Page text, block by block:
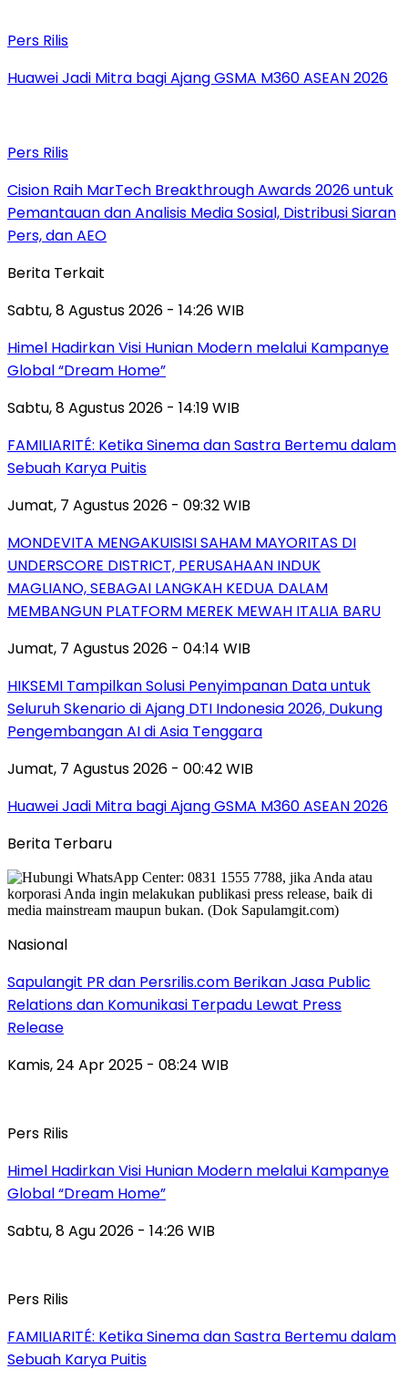
Pers Rilis
Huawei Jadi Mitra bagi Ajang GSMA M360 ASEAN 2026
Pers Rilis
Cision Raih MarTech Breakthrough Awards 2026 untuk
Pemantauan dan Analisis Media Sosial, Distribusi Siaran
Pers, dan AEO
Berita Terkait
Sabtu, 8 Agustus 2026 - 14:26 WIB
Himel Hadirkan Visi Hunian Modern melalui Kampanye
Global “Dream Home”
Sabtu, 8 Agustus 2026 - 14:19 WIB
FAMILIARITÉ: Ketika Sinema dan Sastra Bertemu dalam
Sebuah Karya Puitis
Jumat, 7 Agustus 2026 - 09:32 WIB
MONDEVITA MENGAKUISISI SAHAM MAYORITAS DI
UNDERSCORE DISTRICT, PERUSAHAAN INDUK
MAGLIANO, SEBAGAI LANGKAH KEDUA DALAM
MEMBANGUN PLATFORM MEREK MEWAH ITALIA BARU
Jumat, 7 Agustus 2026 - 04:14 WIB
HIKSEMI Tampilkan Solusi Penyimpanan Data untuk
Seluruh Skenario di Ajang DTI Indonesia 2026, Dukung
Pengembangan AI di Asia Tenggara
Jumat, 7 Agustus 2026 - 00:42 WIB
Huawei Jadi Mitra bagi Ajang GSMA M360 ASEAN 2026
Berita Terbaru
Nasional
Sapulangit PR dan Persrilis.com Berikan Jasa Public
Relations dan Komunikasi Terpadu Lewat Press
Release
Kamis, 24 Apr 2025 - 08:24 WIB
Pers Rilis
Himel Hadirkan Visi Hunian Modern melalui Kampanye
Global “Dream Home”
Sabtu, 8 Agu 2026 - 14:26 WIB
Pers Rilis
FAMILIARITÉ: Ketika Sinema dan Sastra Bertemu dalam
Sebuah Karya Puitis